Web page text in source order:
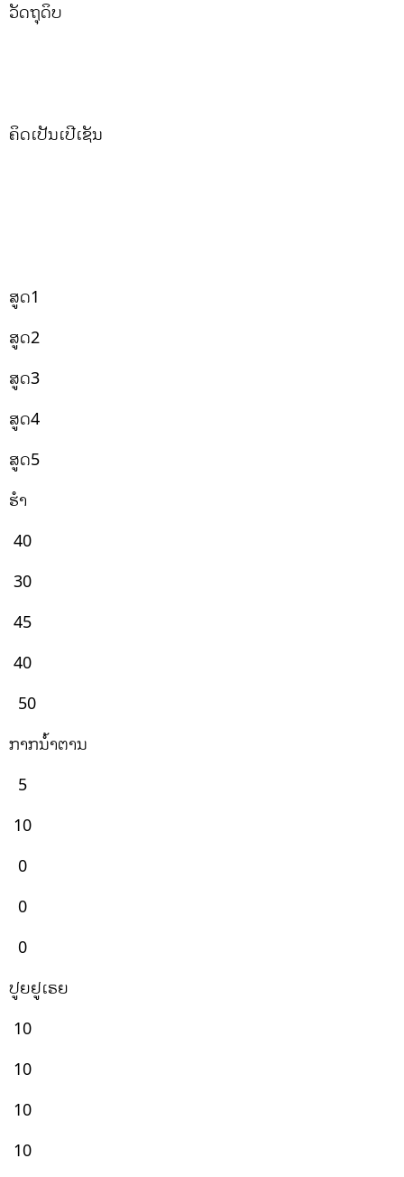
ວັດຖຸດິບ
ຄິດເປັນເປີເຊັນ
ສູດ1
ສູດ2
ສູດ3
ສູດ4
ສູດ5
ຮຳ
40
30
45
40
50
ກາກນ້ຳຕານ
5
10
0
0
0
ປູຍຢູເຣຍ
10
10
10
10